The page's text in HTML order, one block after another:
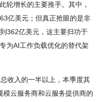
轮增长的主要推手。其中，
亿美元；但真正抢眼的是非
362亿美元，这主要归功于
为AI工作负载优化的替代架
收入的一半以上，本季度其
云服务商和云服务提供商的